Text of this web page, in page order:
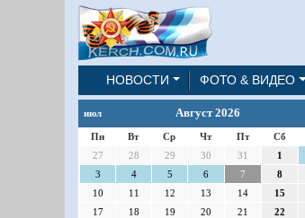
НОВОСТИ ФОТО & ВИДЕО
июл Август 2026
Пн Вт Ср Чт Пт Сб
27
28 29 30 31 1
3
4 5 6 7 8
10
11 12 13 14 15
17
18 19 20 21 22